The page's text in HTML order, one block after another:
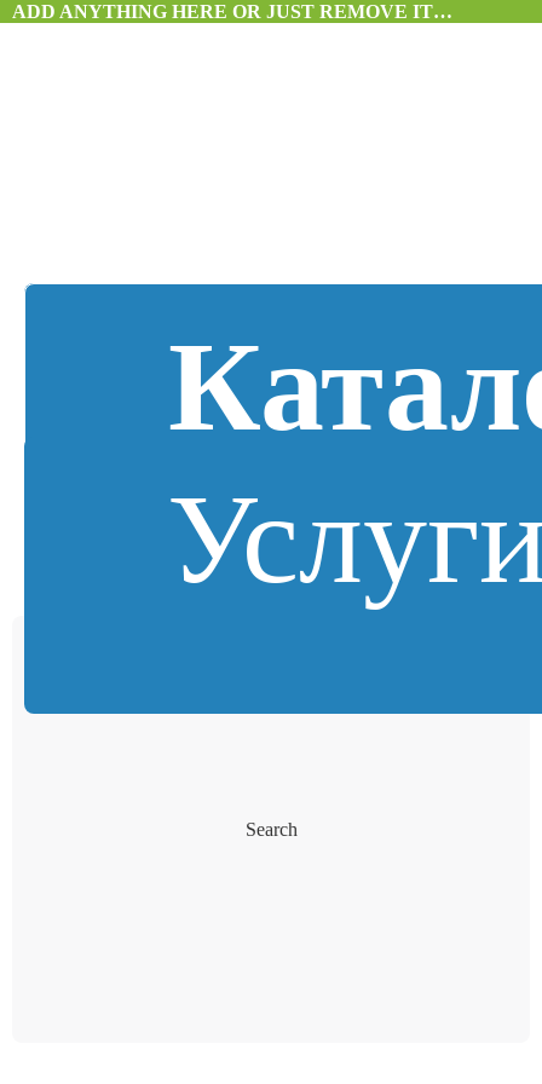
ADD ANYTHING HERE OR JUST REMOVE IT…
Search